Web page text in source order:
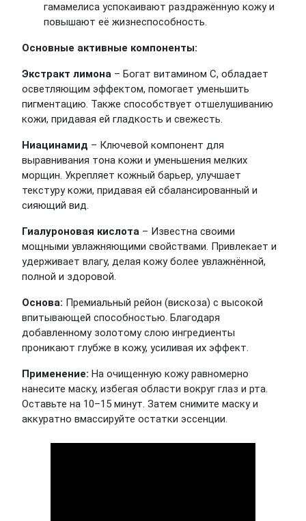
гамамелиса успокаивают раздражённую кожу и
повышают её жизнеспособность.
Основные активные компоненты:
Экстракт лимона – Богат витамином C, обладает
осветляющим эффектом, помогает уменьшить
пигментацию. Также способствует отшелушиванию
кожи, придавая ей гладкость и свежесть.
Ниацинамид – Ключевой компонент для
выравнивания тона кожи и уменьшения мелких
морщин. Укрепляет кожный барьер, улучшает
текстуру кожи, придавая ей сбалансированный и
сияющий вид.
Гиалуроновая кислота – Известна своими
мощными увлажняющими свойствами. Привлекает и
удерживает влагу, делая кожу более увлажнённой,
полной и здоровой.
Основа: Премиальный рейон (вискоза) с высокой
впитывающей способностью. Благодаря
добавленному золотому слою ингредиенты
проникают глубже в кожу, усиливая их эффект.
Применение: На очищенную кожу равномерно
нанесите маску, избегая области вокруг глаз и рта.
Оставьте на 10–15 минут. Затем снимите маску и
аккуратно вмассируйте остатки эссенции.